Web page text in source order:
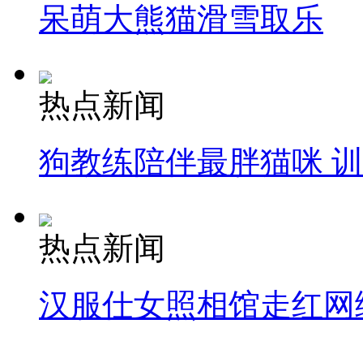
呆萌大熊猫滑雪取乐
热点新闻
狗教练陪伴最胖猫咪
热点新闻
汉服仕女照相馆走红网